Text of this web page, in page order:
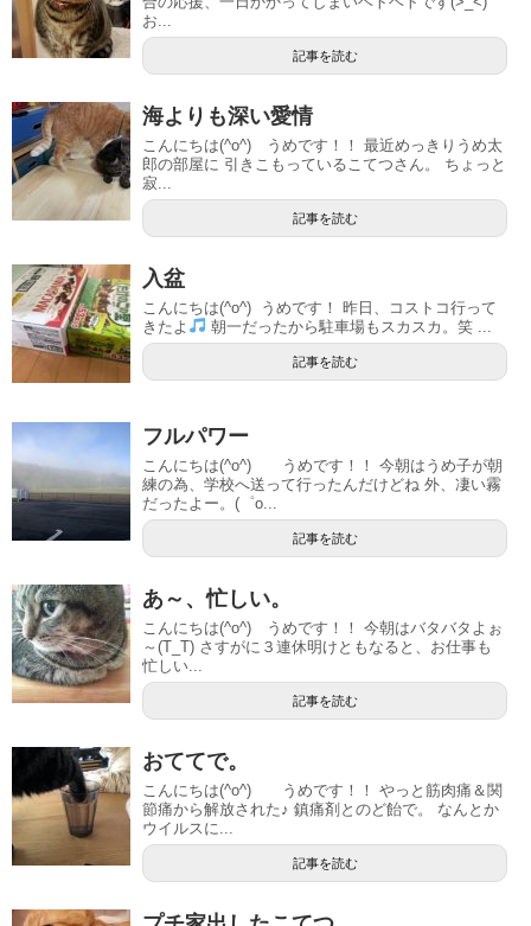
お...
記事を読む
海よりも深い愛情
こんにちは(^o^) うめです！！ 最近めっきりうめ太
郎の部屋に 引きこもっているこてつさん。 ちょっと
寂...
記事を読む
入盆
こんにちは(^o^) うめです！ 昨日、コストコ行って
きたよ
朝一だったから駐車場もスカスカ。笑 ...
記事を読む
フルパワー
こんにちは(^o^) うめです！！ 今朝はうめ子が朝
練の為、学校へ送って行ったんだけどね 外、凄い霧
だったよー。(゜o...
記事を読む
あ～、忙しい。
こんにちは(^o^) うめです！！ 今朝はバタバタよぉ
～(T_T) さすがに３連休明けともなると、お仕事も
忙しい...
記事を読む
おててで。
こんにちは(^o^) うめです！！ やっと筋肉痛＆関
節痛から解放された♪ 鎮痛剤とのど飴で。 なんとか
ウイルスに...
記事を読む